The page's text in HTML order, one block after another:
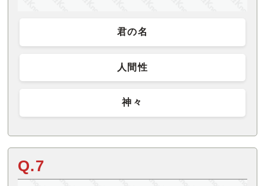
君の名
人間性
神々
Q.7